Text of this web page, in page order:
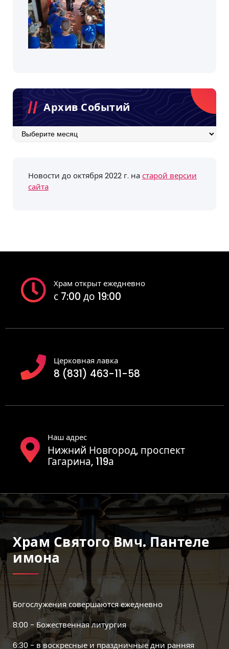
Архив Событий
Архив
Новости до октября 2022 г. настарой версии
сайта
Храм открыт ежедневно
с 7:00 до 19:00
Церковная лавка
8 (831) 463-11-58
Наш адрес
Нижний Новгород, проспект
Гагарина, 119а
Храм Святого Вмч. Пантеле
Имона
Богослужения совершаются ежедневно
8:00 - Божественная литургия
6:30 - в воскресные и праздничные дни ранняя